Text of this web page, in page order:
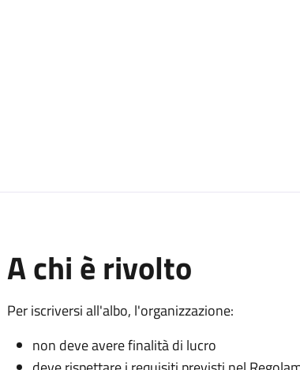
A chi è rivolto
Per iscriversi all'albo, l'organizzazione:
non deve avere finalità di lucro